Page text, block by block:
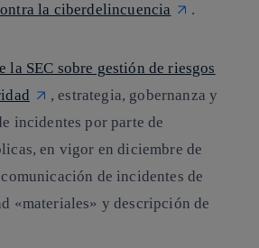
la ciberdelincuencia
.
la SEC sobre gestión de riesgos
, estrategia, gobernanza y
incidentes por parte de
en vigor en diciembre de
de incidentes de
«materiales» y descripción de